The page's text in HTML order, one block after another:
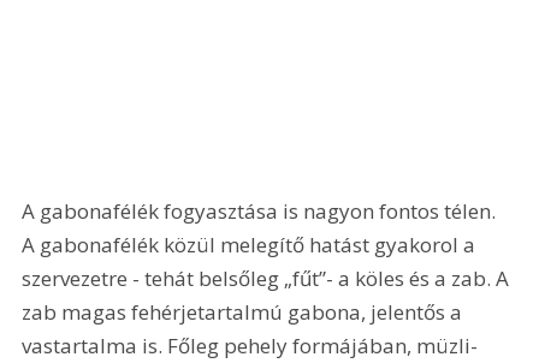
A gabonafélék fogyasztása is nagyon fontos télen.
A gabonafélék közül melegítő hatást gyakorol a
szervezetre - tehát belsőleg „fűt”- a köles és a zab. A
zab magas fehérjetartalmú gabona, jelentős a
vastartalma is. Főleg pehely formájában, müzli-